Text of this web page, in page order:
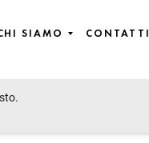
SIAMO CONTATTI
on